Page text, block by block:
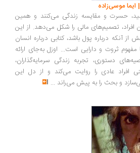
و مقایسه زندگی می‌کنند و همین
تصمیم‌های مالی را شکل می‌دهد. از این
درباره پول باشد، کتابی درباره انسان
و دارایی است... اوزل به‌جای ارائه
تجربه زندگی سرمایه‌گذاران،
عادی را روایت می‌کند و از دل این
بحث را به پیش می‌راند ...